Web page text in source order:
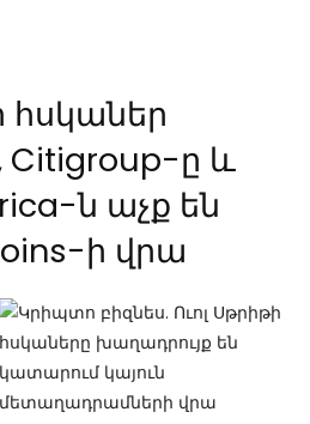
հսկաներ
Citigroup-ը և
ն աչք են
ի վրա